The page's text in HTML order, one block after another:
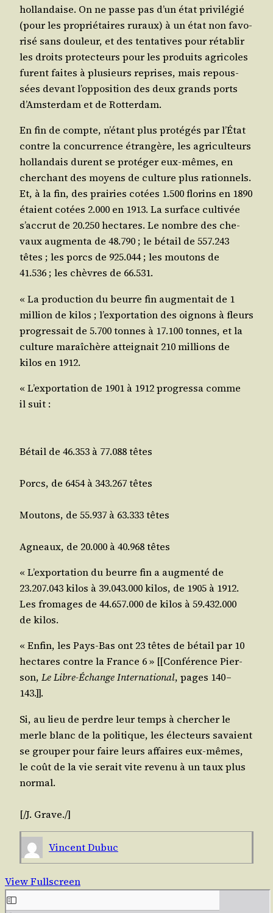
hol­lan­daise. On ne passe pas d’un état pri­vi­lé­gié
(pour les pro­prié­taires ruraux) à un état non favo­
ri­sé sans dou­leur, et des ten­ta­tives pour réta­blir
les droits pro­tec­teurs pour les pro­duits agri­coles
furent faites à plu­sieurs reprises, mais repous­
sées devant l’opposition des deux grands ports
d’Amsterdam et de Rotterdam.
En fin de compte, n’étant plus pro­té­gés par l’État
contre la concur­rence étran­gère, les agri­cul­teurs
hol­lan­dais durent se pro­té­ger eux-mêmes, en
cher­chant des moyens de culture plus ration­nels.
Et, à la fin, des prai­ries cotées 1.500 flo­rins en 1890
étaient cotées 2.000 en 1913. La sur­face culti­vée
s’accrut de 20.250 hec­tares. Le nombre des che­
vaux aug­men­ta de 48.790 ; le bétail de 557.243
têtes ; les porcs de 925.044 ; les mou­tons de
41.536 ; les chèvres de 66.531.
« La pro­duc­tion du beurre fin aug­men­tait de 1
mil­lion de kilos ; l’exportation des oignons à fleurs
pro­gres­sait de 5.700 tonnes à 17.100 tonnes, et la
culture maraî­chère attei­gnait 210 mil­lions de
kilos en 1912.
« L’exportation de 1901 à 1912 pro­gres­sa comme
il suit :
Bétail de 46.353 à 77.088 têtes
Porcs, de 6454 à 343.267 têtes
Mou­tons, de 55.937 à 63.333 têtes
Agneaux, de 20.000 à 40.968 têtes
« L’exportation du beurre fin a aug­men­té de
23.207.043 kilos à 39.043.000 kilos, de 1905 à 1912.
Les fro­mages de 44.657.000 de kilos à 59.432.000
de kilos.
« Enfin, les Pays-Bas ont 23 têtes de bétail par 10
hec­tares contre la France 6 » [[Confé­rence Pier­
son, Le Libre-Échange Inter­na­tio­nal, pages 140 –
143.]].
Si, au lieu de perdre leur temps à cher­cher le
merle blanc de la poli­tique, les élec­teurs savaient
se grou­per pour faire leurs affaires eux-mêmes,
le coût de la vie serait vite reve­nu à un taux plus
normal.
[/​J. Grave./​]
Vincent Dubuc
View Fullscreen